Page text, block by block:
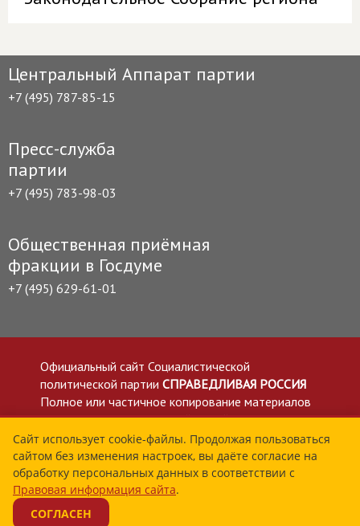
Центральный Аппарат партии
+7 (495) 787-85-15
Пресс-служба
партии
+7 (495) 783-98-03
Общественная приёмная
фракции в Госдуме
+7 (495) 629-61-01
Официальный сайт Социалистической
политической партии СПРАВЕДЛИВАЯ РОССИЯ
Полное или частичное копирование материалов
приветствуется со ссылкой на сайт spravedlivo.ru
Политика в отношении обработки персональных
данных
Все материалы сайта spravedlivo.ru доступны по
лицензии Creative Commons Attribution 4.0 International
Сайт использует cookie-файлы. Продолжая пользоваться
сайтом без изменения настроек, вы даёте согласие на
обработку персональных данных в соответствии с
Правовая информация сайта.
СОГЛАСЕН